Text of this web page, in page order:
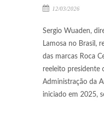
12/03/2026
Sergio Wuaden,
Lamosa no Brasil,
das marcas Roca
reeleito presidente
Administração da
iniciado em 2025,